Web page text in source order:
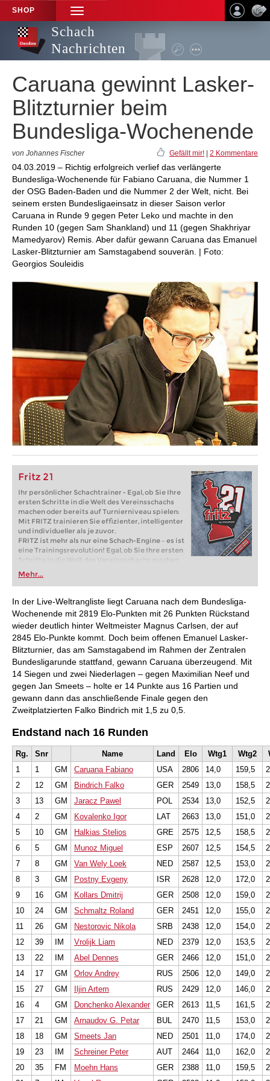
SHOP
TOGGLE
NAVIGATION
Schach
Nachrichten
Caruana gewinnt Lasker-
Blitzturnier beim
Bundesliga-Wochenende
von Johannes Fischer Gefällt mir! 2 Kommentare
04.03.2019 – Richtig erfolgreich verlief das verlängerte
Bundesliga-Wochenende für Fabiano Caruana, die Nummer 1
der OSG Baden-Baden und die Nummer 2 der Welt, nicht. Bei
seinem ersten Bundesligaeinsatz in dieser Saison verlor
Caruana in Runde 9 gegen Peter Leko und machte in den
Runden 10 (gegen Sam Shankland) und 11 (gegen Shakhriyar
Mamedyarov) Remis. Aber dafür gewann Caruana das Emanuel
Lasker-Blitzturnier am Samstagabend souverän. | Foto:
Georgios Souleidis
Fritz 21
Ihr persönlicher Schachtrainer - Egal, ob Sie Ihre
ersten Schritte in die Welt des Vereinsschachs
machen oder bereits auf Turnierniveau spielen:
Mit FRITZ trainieren Sie effizienter, intelligenter
und individueller als je zuvor.
FRITZ ist mehr als nur eine Schach-Engine – es ist
eine Trainingsrevolution! Egal, ob Sie Ihre ersten
Schritte in die Welt des Vereinsschachs machen
oder bereits auf Turnierniveau spielen: Mit
FRITZ trainieren Sie effizienter, intelligenter und
individueller als je zuvor.
Mehr...
In der Live-Weltrangliste liegt Caruana nach dem Bundesliga-
Wochenende mit 2819 Elo-Punkten mit 26 Punkten Rückstand
wieder deutlich hinter Weltmeister Magnus Carlsen, der auf
2845 Elo-Punkte kommt. Doch beim offenen Emanuel Lasker-
Blitzturnier, das am Samstagabend im Rahmen der Zentralen
Bundesligarunde stattfand, gewann Caruana überzeugend. Mit
14 Siegen und zwei Niederlagen – gegen Maximilian Neef und
gegen Jan Smeets – holte er 14 Punkte aus 16 Partien und
gewann dann das anschließende Finale gegen den
Zweitplatzierten Falko Bindrich mit 1,5 zu 0,5.
Endstand nach 16 Runden
Rg. Snr Name Land Elo Wtg1 Wtg2
1
1 GM Caruana Fabiano USA 2806 14,0 159,5
2
12 GM Bindrich Falko GER 2549 13,0 158,5
3
13 GM Jaracz Pawel POL 2534 13,0 152,5
4
2 GM Kovalenko Igor LAT 2663 13,0 151,0
5
10 GM Halkias Stelios GRE 2575 12,5 158,5
6
5 GM Munoz Miguel ESP 2607 12,5 154,5
7
8 GM Van Wely Loek NED 2587 12,5 153,0
8
3 GM Postny Evgeny ISR 2628 12,0 172,0
9
16 GM Kollars Dmitrij GER 2508 12,0 159,0
10
24 GM Schmaltz Roland GER 2451 12,0 155,0
11
26 GM Nestorovic Nikola SRB 2438 12,0 154,0
12
39 IM Vrolijk Liam NED 2379 12,0 153,5
13
22 IM Abel Dennes GER 2466 12,0 151,0
14
17 GM Orlov Andrey RUS 2506 12,0 149,0
15
27 GM Iljin Artem RUS 2429 12,0 146,0
16
4 GM Donchenko Alexander GER 2613 11,5 161,5
17
21 GM Arnaudov G. Petar BUL 2470 11,5 153,0
18
18 GM Smeets Jan NED 2501 11,0 174,0
19
23 IM Schreiner Peter AUT 2464 11,0 162,0
20
35 FM Moehn Hans GER 2388 11,0 159,5